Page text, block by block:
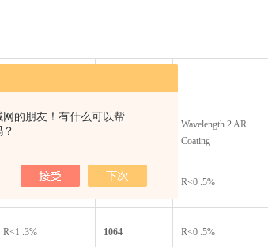
网的朋友！有什么可以帮
Wavelength 1 AR
Wavelength 2
Wavelength 2 AR
Coating
532 R<0 .5%
R<1 .3% 1064 R<0 .5%